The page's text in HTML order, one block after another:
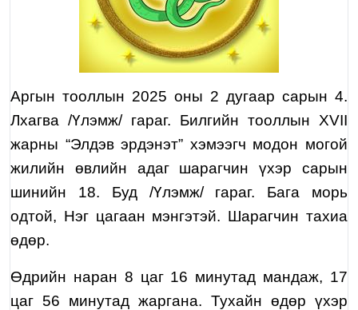
Аргын тооллын 2025 оны 2 дугаар сарын 4.
Лхагва /Үлэмж/ гараг. Билгийн тооллын XVII
жарны “Элдэв эрдэнэт” хэмээгч модон могой
жилийн өвлийн адаг шарагчин үхэр сарын
шинийн 18. Буд/Үлэмж/ гараг. Бага морь
одтой, Нэг цагаан мэнгэтэй. Шарагчин тахиа
өдөр.
Өдрийн наран 8 цаг 16 минутад мандаж, 17
цаг 56 минутад жаргана. Тухайн өдөр үхэр